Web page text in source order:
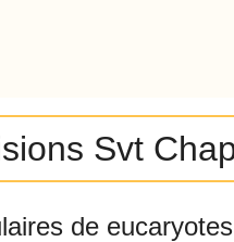
Svt
de eucaryotes